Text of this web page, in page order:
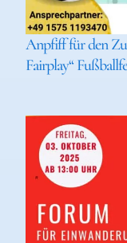
Anpfiff für den
Fairplay“